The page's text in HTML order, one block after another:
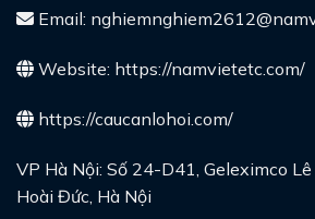
Email:
Website: https://namvietetc.com/
https://caucanlohoi.com/
VP Hà Nội: Số 24-D41, Geleximco Lê
Hoài Đức, Hà Nội